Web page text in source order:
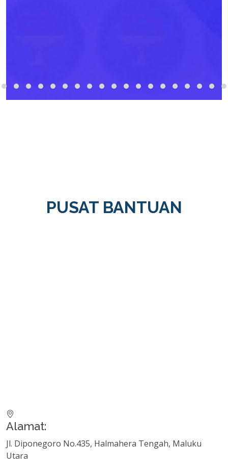
PUSAT BANTUAN
Alamat:
Jl. Diponegoro No.435, Halmahera Tengah, Maluku
Utara